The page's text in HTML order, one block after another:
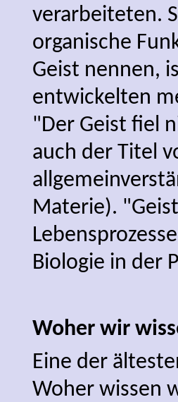
verarbeiteten.
organische
Geist nennen,
entwickelten
"Der Geist fiel
auch der Titel
Materie).
Biologie in der
Woher wir
Eine der
Woher wissen